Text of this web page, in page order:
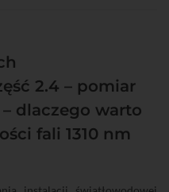
2.4 – pomiar
dlaczego warto
fali 1310 nm